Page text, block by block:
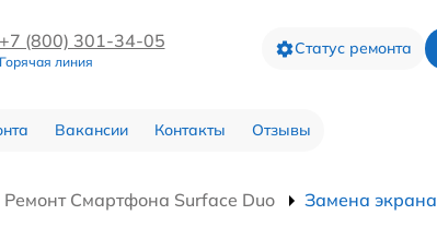
+7 (800) 301-34-05
линия
Статус ремонта
Вакансии Контакты Отзывы
Ремонт Смартфона Surface Duo Замена экрана